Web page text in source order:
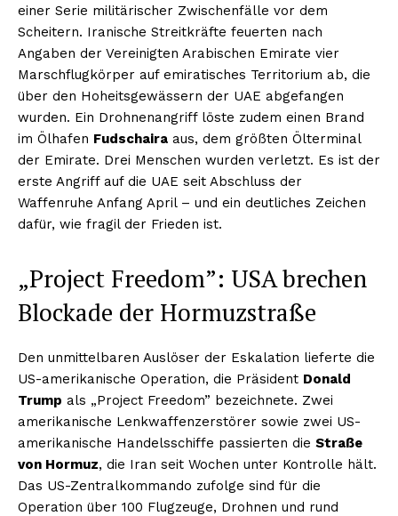
einer Serie militärischer Zwischenfälle vor dem
Scheitern. Iranische Streitkräfte feuerten nach
Angaben der Vereinigten Arabischen Emirate vier
Marschflugkörper auf emiratisches Territorium ab, die
über den Hoheitsgewässern der UAE abgefangen
wurden. Ein Drohnenangriff löste zudem einen Brand
im Ölhafen Fudschaira aus, dem größten Ölterminal
der Emirate. Drei Menschen wurden verletzt. Es ist der
erste Angriff auf die UAE seit Abschluss der
Waffenruhe Anfang April – und ein deutliches Zeichen
dafür, wie fragil der Frieden ist.
„Project Freedom”: USA brechen
Blockade der Hormuzstraße
Den unmittelbaren Auslöser der Eskalation lieferte die
US-amerikanische Operation, die Präsident Donald
Trump als „Project Freedom” bezeichnete. Zwei
amerikanische Lenkwaffenzerstörer sowie zwei US-
amerikanische Handelsschiffe passierten die Straße
von Hormuz, die Iran seit Wochen unter Kontrolle hält.
Das US-Zentralkommando zufolge sind für die
Operation über 100 Flugzeuge, Drohnen und rund